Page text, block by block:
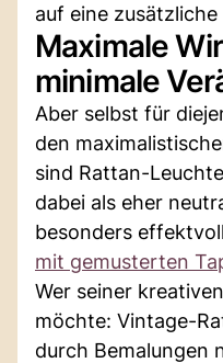
auf eine
Maximale
minimale
Aber selbst für
den
sind Rattan-
dabei als eher
besonders
mit gemusterten
Wer seiner
möchte: Vintage-
durch Bemalungen